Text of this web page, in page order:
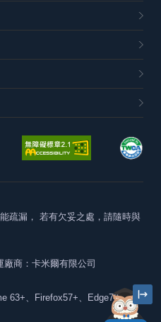
疏漏， 若有欠妥之處，請隨時與
廠商：卡米爾有限公司
63+、Firefox57+、Edge79+及